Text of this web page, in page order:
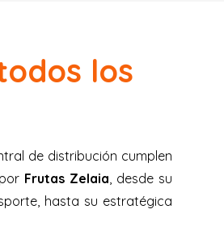
los
de distribución cumplen
Frutas Zelaia, desde su
hasta su estratégica